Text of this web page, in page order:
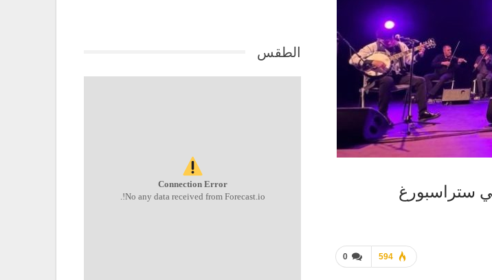
ستراسبورغ
0 594
الطقس
Connection Error
No any data received from Forecast.io!.